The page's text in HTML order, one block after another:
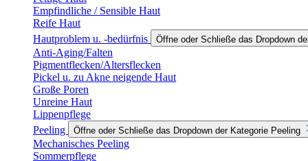
Empfindliche / Sensible Haut
Reife Haut
Hautproblem u. -bedürfnis
Öffne oder Schließe das Dropdown
Anti-Aging/Falten
Pigmentflecken/Altersflecken
Pickel u. zu Akne neigende Haut
Große Poren
Unreine Haut
Lippenpflege
Peeling
Öffne oder Schließe das Dropdown der Kategorie Peeling
Mechanisches Peeling
Sommerpflege